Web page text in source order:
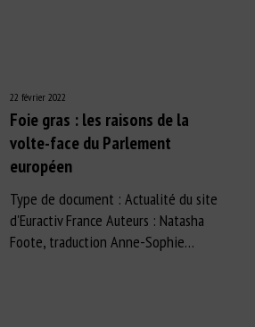
22 février 2022
Foie gras : les raisons de la
volte-face du Parlement
européen
Type de document : Actualité du site
d'Euractiv France Auteurs : Natasha
Foote, traduction Anne-Sophie…